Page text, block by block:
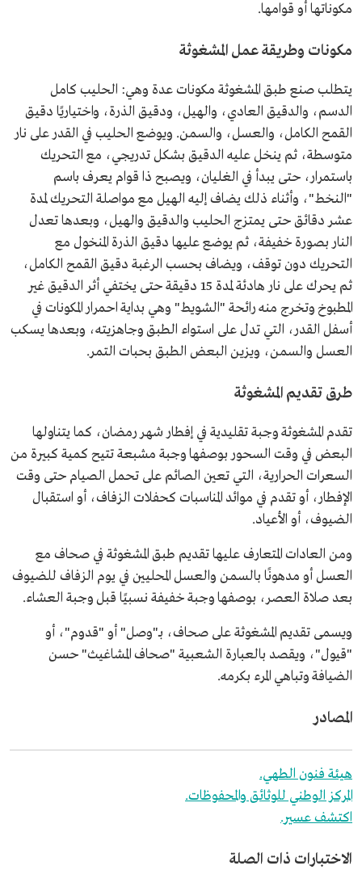
مكوناتها أو قوامها.
مكونات وطريقة عمل المشغوثة
يتطلب صنع طبق المشغوثة مكونات عدة وهي: الحليب كامل
الدسم، والدقيق العادي، والهيل، ودقيق الذرة، واختياريًا دقيق
القمح الكامل، والعسل، والسمن. ويوضع الحليب في القدر على نار
متوسطة، ثم ينخل عليه الدقيق بشكل تدريجي، مع التحريك
باستمرار، حتى يبدأ في الغليان، ويصبح ذا قوام يعرف باسم
"النخط"، وأثناء ذلك يضاف إليه الهيل مع مواصلة التحريك لمدة
عشر دقائق حتى يمتزج الحليب والدقيق والهيل، وبعدها تعدل
النار بصورة خفيفة، ثم يوضع عليها دقيق الذرة المنخول مع
التحريك دون توقف، ويضاف بحسب الرغبة دقيق القمح الكامل،
ثم يحرك على نار هادئة لمدة 15 دقيقة حتى يختفي أثر الدقيق غير
المطبوخ وتخرج منه رائحة "الشويط" وهي بداية احمرار المكونات في
أسفل القدر، التي تدل على استواء الطبق وجاهزيته، وبعدها يسكب
العسل والسمن، ويزين البعض الطبق بحبات التمر.
طرق تقديم المشغوثة
تقدم المشغوثة وجبة تقليدية في إفطار شهر رمضان، كما يتناولها
البعض في وقت السحور بوصفها وجبة مشبعة تتيح كمية كبيرة من
السعرات الحرارية، التي تعين الصائم على تحمل الصيام حتى وقت
الإفطار، أو تقدم في موائد المناسبات كحفلات الزفاف، أو استقبال
الضيوف، أو الأعياد.
ومن العادات المتعارف عليها تقديم طبق المشغوثة في صحاف مع
العسل أو مدهونًا بالسمن والعسل المحليين في يوم الزفاف للضيوف
بعد صلاة العصر، بوصفها وجبة خفيفة نسبيًا قبل وجبة العشاء.
ويسمى تقديم المشغوثة على صحاف، بـ"وصل" أو "قدوم"، أو
"قيول"، ويقصد بالعبارة الشعبية "صحاف المشاغيث" حسن
الضيافة وتباهي المرء بكرمه.
المصادر
هيئة فنون الطهي.
المركز الوطني للوثائق والمحفوظات.
اكتشف عسير.
الاختبارات ذات الصلة